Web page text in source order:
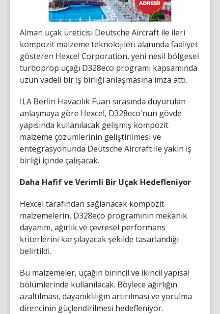
Alman uçak üreticisi Deutsche Aircraft ile ileri
kompozit malzeme teknolojileri alanında faaliyet
gösteren Hexcel Corporation, yeni nesil bölgesel
turboprop uçağı D328eco programı kapsamında
uzun vadeli bir iş birliği anlaşmasına imza attı.
ILA Berlin Havacılık Fuarı sırasında duyurulan
anlaşmaya göre Hexcel, D328eco'nun gövde
yapısında kullanılacak gelişmiş kompozit
malzeme çözümlerinin geliştirilmesi ve
entegrasyonunda Deutsche Aircraft ile yakın iş
birliği içinde çalışacak.
Daha Hafif ve Verimli Bir Uçak Hedefleniyor
Hexcel tarafından sağlanacak kompozit
malzemelerin, D328eco programının mekanik
dayanım, ağırlık ve çevresel performans
kriterlerini karşılayacak şekilde tasarlandığı
belirtildi.
Bu malzemeler, uçağın birincil ve ikincil yapısal
bölümlerinde kullanılacak. Böylece ağırlığın
azaltılması, dayanıklılığın artırılması ve yorulma
direncinin güçlendirilmesi hedefleniyor.